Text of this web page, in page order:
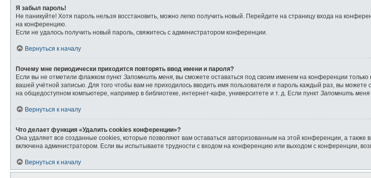
Я забыл пароль!
Не паникуйте! Хотя пароль нельзя восстановить, можно легко получить новый. Перейдите на страницу входа на
на конференцию.
Если не удалось получить новый пароль, свяжитесь с администратором конференции.
Вернуться к началу
Почему мне периодически приходится повторять ввод имени и пароля?
Если вы не отметили флажком пункт Запомнить меня , вы сможете оставаться под своим именем на конференции
вашей учётной записью. Для того чтобы вам не приходилось вводить имя пользователя и пароль каждый раз, вы можете
на общедоступном компьютере, например в библиотеке, интернет-кафе, университете и т. д. Если пункт Запомнить меня
Вернуться к началу
Что делает функция «Удалить cookies конференции»?
Она удаляет все созданные cookies, которые позволяют вам оставаться авторизованным на этой конференции, а
включена администратором. Если вы испытываете трудности с входом на конференцию или выходом с конференции,
Вернуться к началу